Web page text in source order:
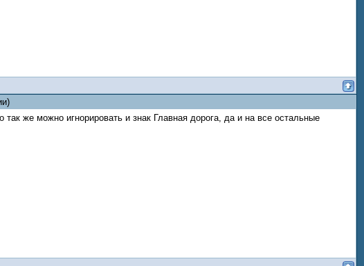
так же можно игнорировать и знак Главная дорога, да и на все остальные